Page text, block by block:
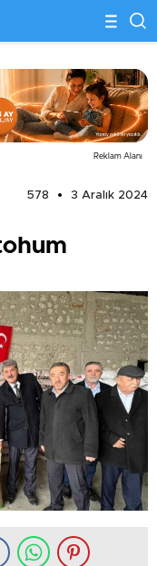
Reklam Alanı
578
3 Aralık 2024